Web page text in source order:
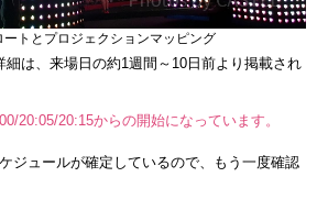
ートとプロジェクションマッピング
細は、来場日の約1週間～10日前より掲載され
20:05/20:15からの開始になっています。
ジュールが確定しているので、もう一度確認